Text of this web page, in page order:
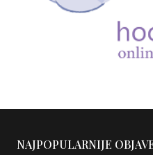
NAJPOPULARNIJE